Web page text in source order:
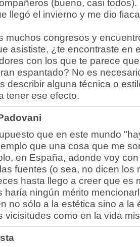
(bueno, casi
llegó el invierno y me dio
muchos congresos y
asististe, ¿te encontraste en
con los que te parece
espantado? No es
describir alguna técnica o
tener ese efecto.
que en este mundo
que una cosa que me
en España, adonde voy
fuentes (o sea, no dicen los
hasta llego a creer que es
haría ningún mérito
no sólo a la estética sino a la
vicisitudes como en la vida